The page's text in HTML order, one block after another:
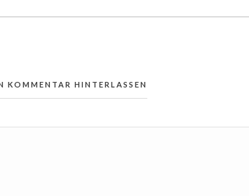
KOMMENTAR HINTERLASSEN